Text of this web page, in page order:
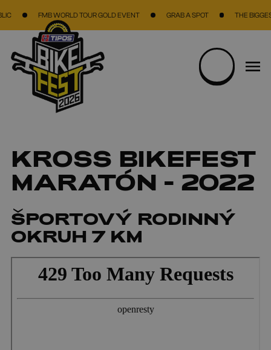
FMB WORLD TOUR GOLD EVENT GRAB A SPOT THE BIGGEST
KROSS BIKEFEST
MARATÓN - 2022
ŠPORTOVÝ RODINNÝ
OKRUH 7 KM